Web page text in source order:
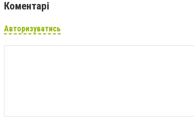
Коментарі
Авторизуватись